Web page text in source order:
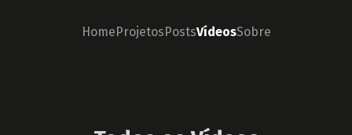
HomeProjetosPostsVídeosSobre